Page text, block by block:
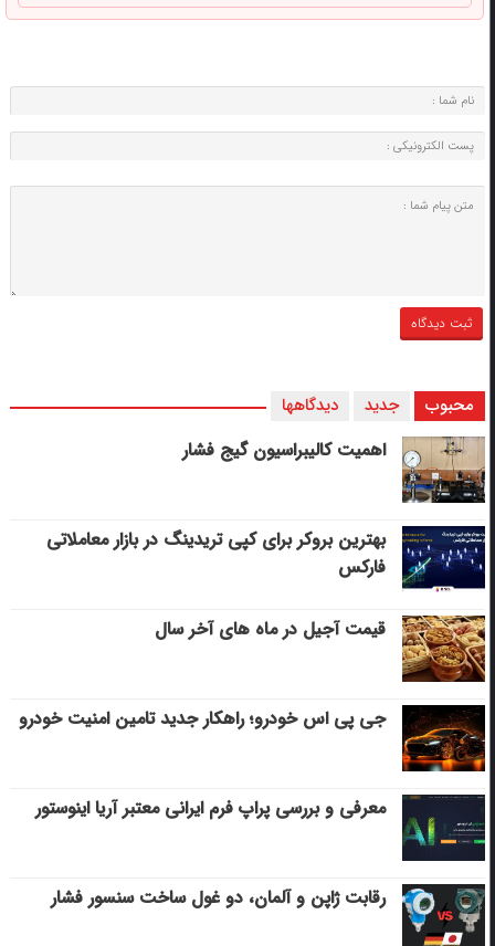
محبوب جدید دیدگاهها
اهمیت کالیبراسیون گیج فشار
بهترین بروکر برای کپی‌ تریدینگ در بازار معاملاتی
فارکس
قیمت آجیل در ماه های آخر سال
جی پی اس خودرو؛ راهکار جدید تامین امنیت خودرو
معرفی و بررسی پراپ فرم ایرانی معتبر آریا اینوستور
رقابت ژاپن و آلمان، دو غول ساخت سنسور فشار